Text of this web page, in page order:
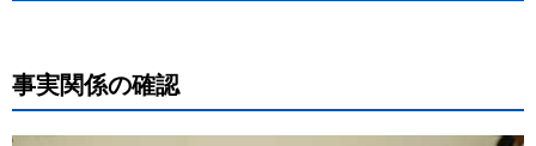
事実関係の確認